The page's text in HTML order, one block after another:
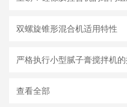
双螺旋锥形混合机适用特性
查看全部